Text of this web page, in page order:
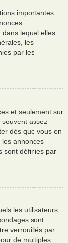
importantes
dans lequel elles
les
par les
et seulement sur
souvent assez
dès que vous en
les annonces
sont définies par
les utilisateurs
sont
verrouillés par
de multiples